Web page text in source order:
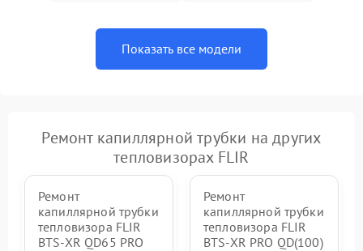
Показать все модели
Ремонт капиллярной трубки на других
тепловизорах FLIR
Ремонт
капиллярной трубки
тепловизора FLIR
BTS-XR QD65 PRO
Ремонт
капиллярной трубки
тепловизора FLIR
BTS-XR PRO QD(100)